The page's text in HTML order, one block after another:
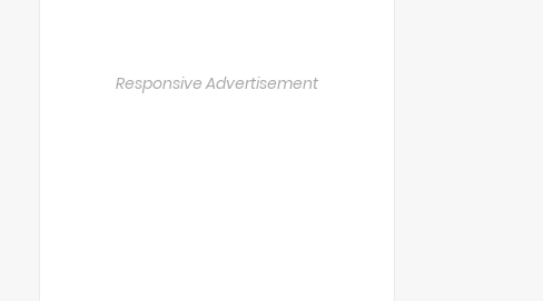
Responsive Advertisement